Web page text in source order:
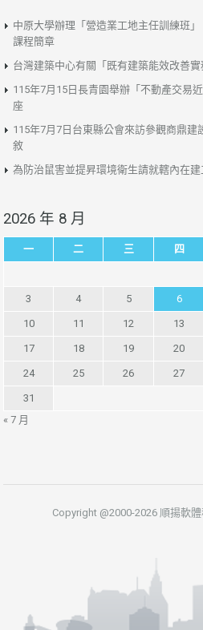
中原大學辦理「營造業工地主任訓練班
課程簡章
台灣建築中心有關「既有建築能效改善
115年7月15日長青園舉辦「不動產交易
座
115年7月7日台東縣公會來訪參觀商鼎
敘
為防治鼠害並提昇環境衛生請就轄內在
2026 年 8 月
一 二 三 四
3 4 5 6
10 11 12 13
17 18 19 20
24 25 26 27
31
« 7 月
Copyright @2000-2026 順揚軟